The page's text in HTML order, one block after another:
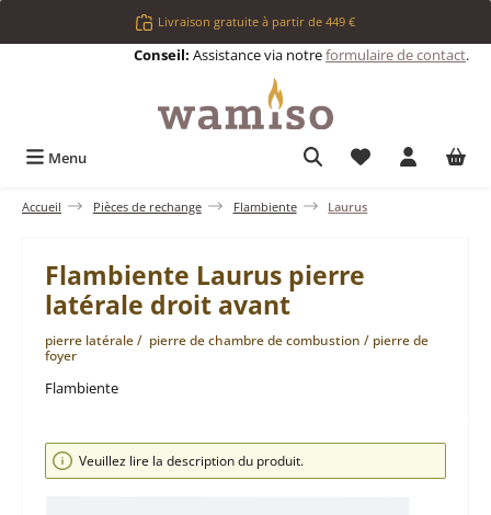
Passer au contenu principalLivraison gratuite à partir de 449 €
Conseil: Assistance via notreformulaire de contact.
Menu Vous avez 0
Accueil Pièces de rechange Flambiente Laurus
Flambiente Laurus pierre
latérale droit avant
pierre latérale / pierre de chambre de combustion / pierre de
foyer
Flambiente
Ignorer la galerie d'images
Veuillez lire la description du produit.